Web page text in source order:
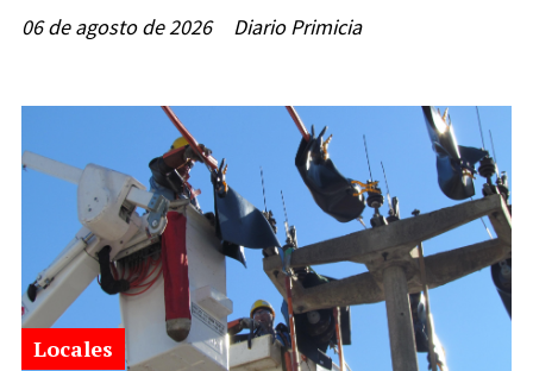
Diario Primicia
06 de agosto de 2026
Locales